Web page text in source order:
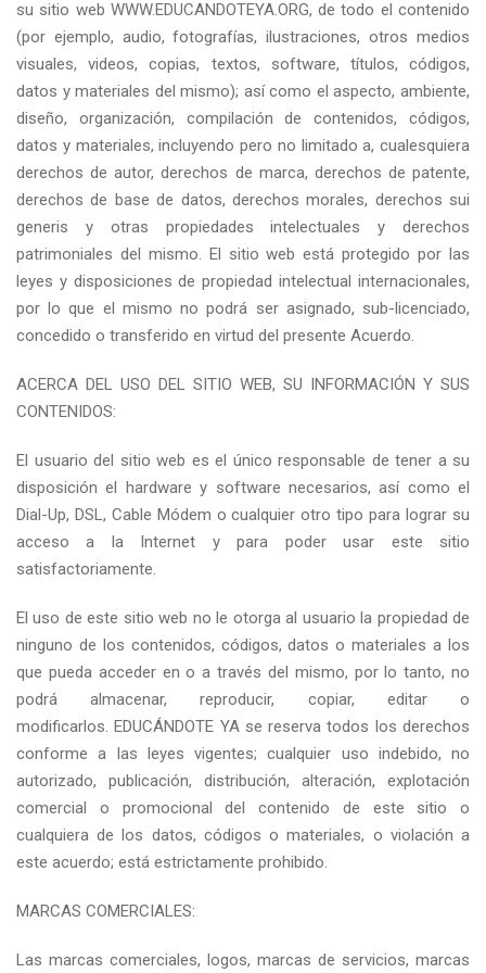
su sitio web WWW.EDUCANDOTEYA.ORG, de todo el contenido
(por ejemplo, audio, fotografías, ilustraciones, otros medios
visuales, videos, copias, textos, software, títulos, códigos,
datos y materiales del mismo); así como el aspecto, ambiente,
diseño, organización, compilación de contenidos, códigos,
datos y materiales, incluyendo pero no limitado a, cualesquiera
derechos de autor, derechos de marca, derechos de patente,
derechos de base de datos, derechos morales, derechos sui
generis y otras propiedades intelectuales y derechos
patrimoniales del mismo. El sitio web está protegido por las
leyes y disposiciones de propiedad intelectual internacionales,
por lo que el mismo no podrá ser asignado, sub-licenciado,
concedido o transferido en virtud del presente Acuerdo.
ACERCA DEL USO DEL SITIO WEB, SU INFORMACIÓN Y SUS
CONTENIDOS:
El usuario del sitio web es el único responsable de tener a su
disposición el hardware y software necesarios, así como el
Dial-Up, DSL, Cable Módem o cualquier otro tipo para lograr su
acceso a la Internet y para poder usar este sitio
satisfactoriamente.
El uso de este sitio web no le otorga al usuario la propiedad de
ninguno de los contenidos, códigos, datos o materiales a los
que pueda acceder en o a través del mismo, por lo tanto, no
podrá almacenar, reproducir, copiar, editar o
modificarlos. EDUCÁNDOTE YA se reserva todos los derechos
conforme a las leyes vigentes; cualquier uso indebido, no
autorizado, publicación, distribución, alteración, explotación
comercial o promocional del contenido de este sitio o
cualquiera de los datos, códigos o materiales, o violación a
este acuerdo; está estrictamente prohibido.
MARCAS COMERCIALES:
Las marcas comerciales, logos, marcas de servicios, marcas